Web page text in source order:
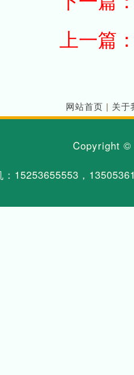
上一篇
网站首页 | 关于
Copyright
15253655553 ，